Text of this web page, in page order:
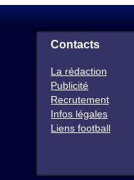
Contacts
La rédaction
Publicité
Recrutement
Infos légales
Liens football